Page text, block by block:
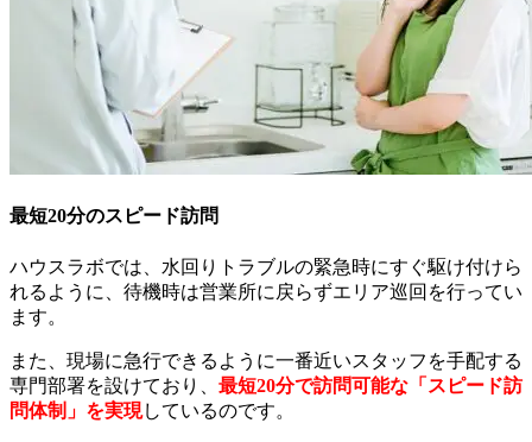
最短20分のスピード訪問
ハウスラボでは、水回りトラブルの緊急時にすぐ駆け付けら
れるように、待機時は営業所に戻らずエリア巡回を行ってい
ます。
また、現場に急行できるように一番近いスタッフを手配する
専門部署を設けており、 最短20分で訪問可能な「スピード訪
問体制」を実現しているのです。